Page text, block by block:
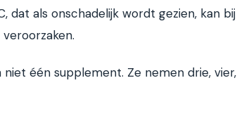
dat als onschadelijk wordt gezien, kan bij
één supplement. Ze nemen drie, vier,